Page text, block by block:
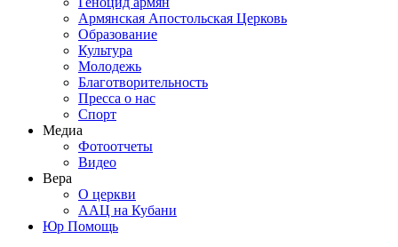
Армянская Апостольская Церковь
Образование
Культура
Молодежь
Благотворительность
Пресса о нас
Спорт
Медиа
Фотоотчеты
Видео
Вера
О церкви
ААЦ на Кубани
Юр Помощь